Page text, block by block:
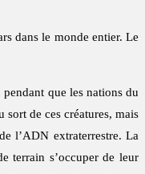
dans le monde entier. Le
que les nations du
de ces créatures, mais
l’ADN extraterrestre. La
terrain s’occuper de leur